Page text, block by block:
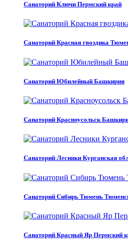
Санаторий Ключи Пермский край
Санаторий Красная гвоздика
Санаторий Юбилейный Башкирия
Санаторий Красноусольск
Санаторий Лесники Курганская
Санаторий Сибирь Тюмень
Санаторий Красный Яр Пермский